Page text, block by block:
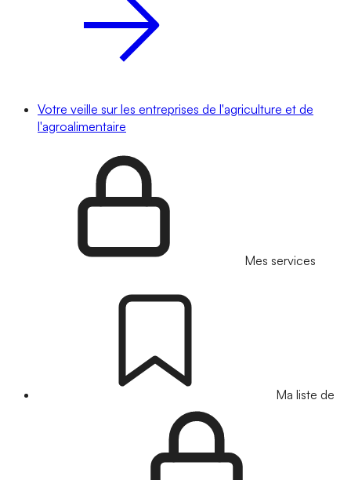
Votre veille sur les entreprises de l'agriculture et de
l'agroalimentaire
Mes services
Ma liste de